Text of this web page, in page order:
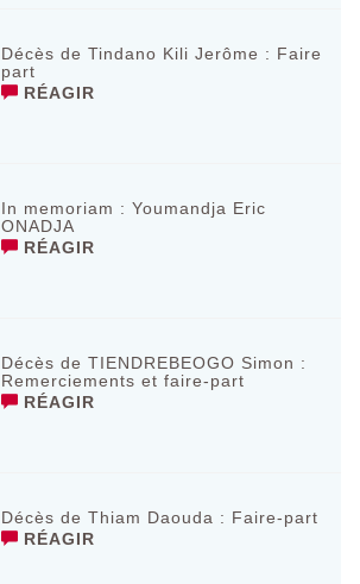
Décès de Tindano Kili Jerôme : Faire
part
RÉAGIR
In memoriam : Youmandja Eric
ONADJA
RÉAGIR
Décès de TIENDREBEOGO Simon :
Remerciements et faire-part
RÉAGIR
Décès de Thiam Daouda : Faire-part
RÉAGIR